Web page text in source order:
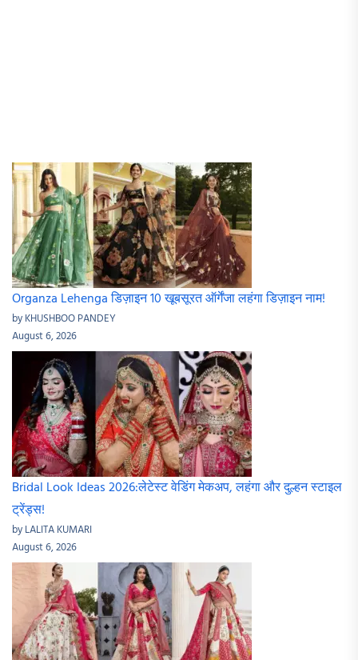
Organza Lehenga डिज़ाइन 10 खूबसूरत ऑर्गेंजा लहंगा डिज़ाइन नाम!
by KHUSHBOO PANDEY
August 6, 2026
Bridal Look Ideas 2026:लेटेस्ट वेडिंग मेकअप, लहंगा और दुल्हन स्टाइल
ट्रेंड्स!
by LALITA KUMARI
August 6, 2026